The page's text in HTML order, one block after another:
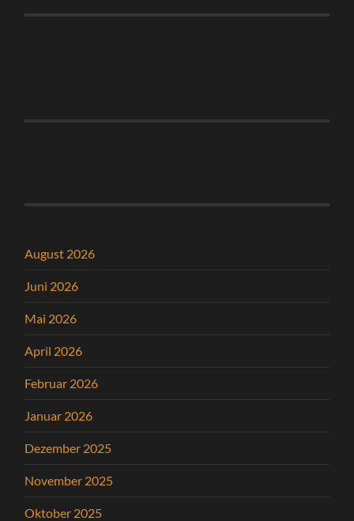
August 2026
Juni 2026
Mai 2026
April 2026
Februar 2026
Januar 2026
Dezember 2025
November 2025
Oktober 2025